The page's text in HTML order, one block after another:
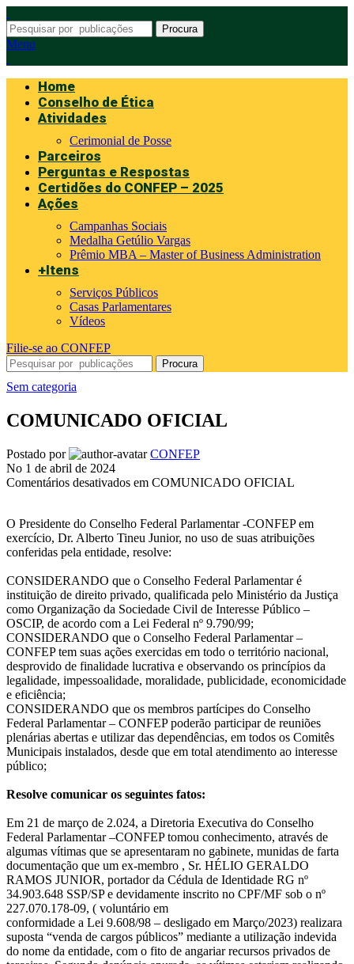
Procura
Menu
Home
Conselho de Ética
Atividades
Cerimonial de Posse
Parceiros
Perguntas e Respostas
Certidões do CONFEP – 2025
Ações
Campanhas Sociais
Medalha Getúlio Vargas
Prêmio MBA – Master of Business Administration
+Itens
Serviços Públicos
Casas Parlamentares
Vídeos
Filie-se ao CONFEP
Procura
Sem categoria
COMUNICADO OFICIAL
Postado por
CONFEP
No 1 de abril de 2024
Comentários desativados em COMUNICADO OFICIAL
O Presidente do Conselho Federal Parlamentar -CONFEP em
exercício, Dr. Alberto Tineu Junior, no uso de suas atribuições
conferidas pela entidade, resolve:
CONSIDERANDO que o Conselho Federal Parlamentar é
instituição de direito privado, qualificada pelo Ministério da Justiça
como Organização da Sociedade Civil de Interesse Público –
OSCIP, de acordo com a Lei Federal nº 9.790/99;
CONSIDERANDO que o Conselho Federal Parlamentar –
CONFEP tem suas ações exercidas em todo o território nacional,
desprovido de finalidade lucrativa e observando os princípios da
legalidade, impessoalidade, moralidade, publicidade, economicidade
e eficiência;
CONSIDERANDO que os membros partícipes do Conselho
Federal Parlamentar – CONFEP poderão participar de reuniões
plenárias abertas e utilizar das dependências, em todos os Comitês
Municipais instalados, desde que em total atendimento ao interesse
público;
Resolve comunicar os seguintes fatos:
Em 21 de março de 2.024, a Diretoria Executiva do Conselho
Federal Parlamentar –CONFEP tomou conhecimento, através de
algumas vítimas que se apresentaram no gabinete, munidas de farta
documentação que um ex-membro , Sr. HÉLIO GERALDO
RAMOS JUNIOR, portador da Cédula de Identidade RG nº
34.903.648 SSP/SP e devidamente inscrito no CPF/MF sob o nº
227.070.178-09, ( voluntário em
conformidade a Lei 9.608/98 – desligado em Março/2023) realizara
suposta “venda de cargos públicos” mediante a utilização indevida
do nome da entidade, com o fito de angariar recursos privados de